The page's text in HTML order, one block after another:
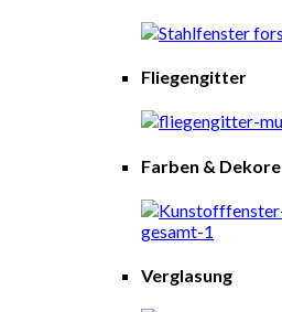
Fliegengitter
Farben & Dekore
Verglasung